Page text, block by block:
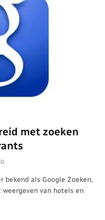
met zoeken
0
bekend als Google Zoeken,
van hotels en